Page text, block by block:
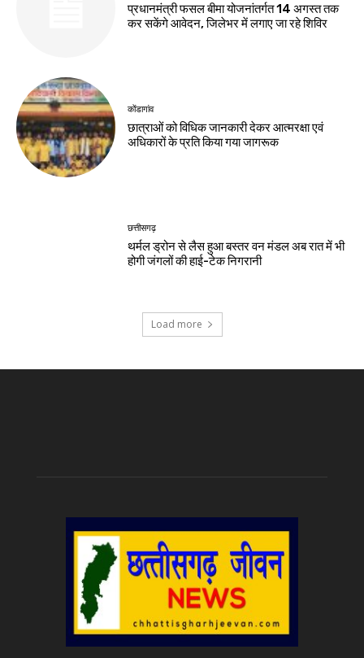
प्रधानमंत्री फसल बीमा योजनांतर्गत 14 अगस्त तक
कर सकेंगे आवेदन, जिलेभर में लगाए जा रहे शिविर
कोंडागांव
छात्राओं को विधिक जानकारी देकर आत्मरक्षा एवं
अधिकारों के प्रति किया गया जागरूक
छत्तीसगढ़
थर्मल ड्रोन से लैस हुआ बस्तर वन मंडल अब रात में भी
होगी जंगलों की हाई-टेक निगरानी
Load more